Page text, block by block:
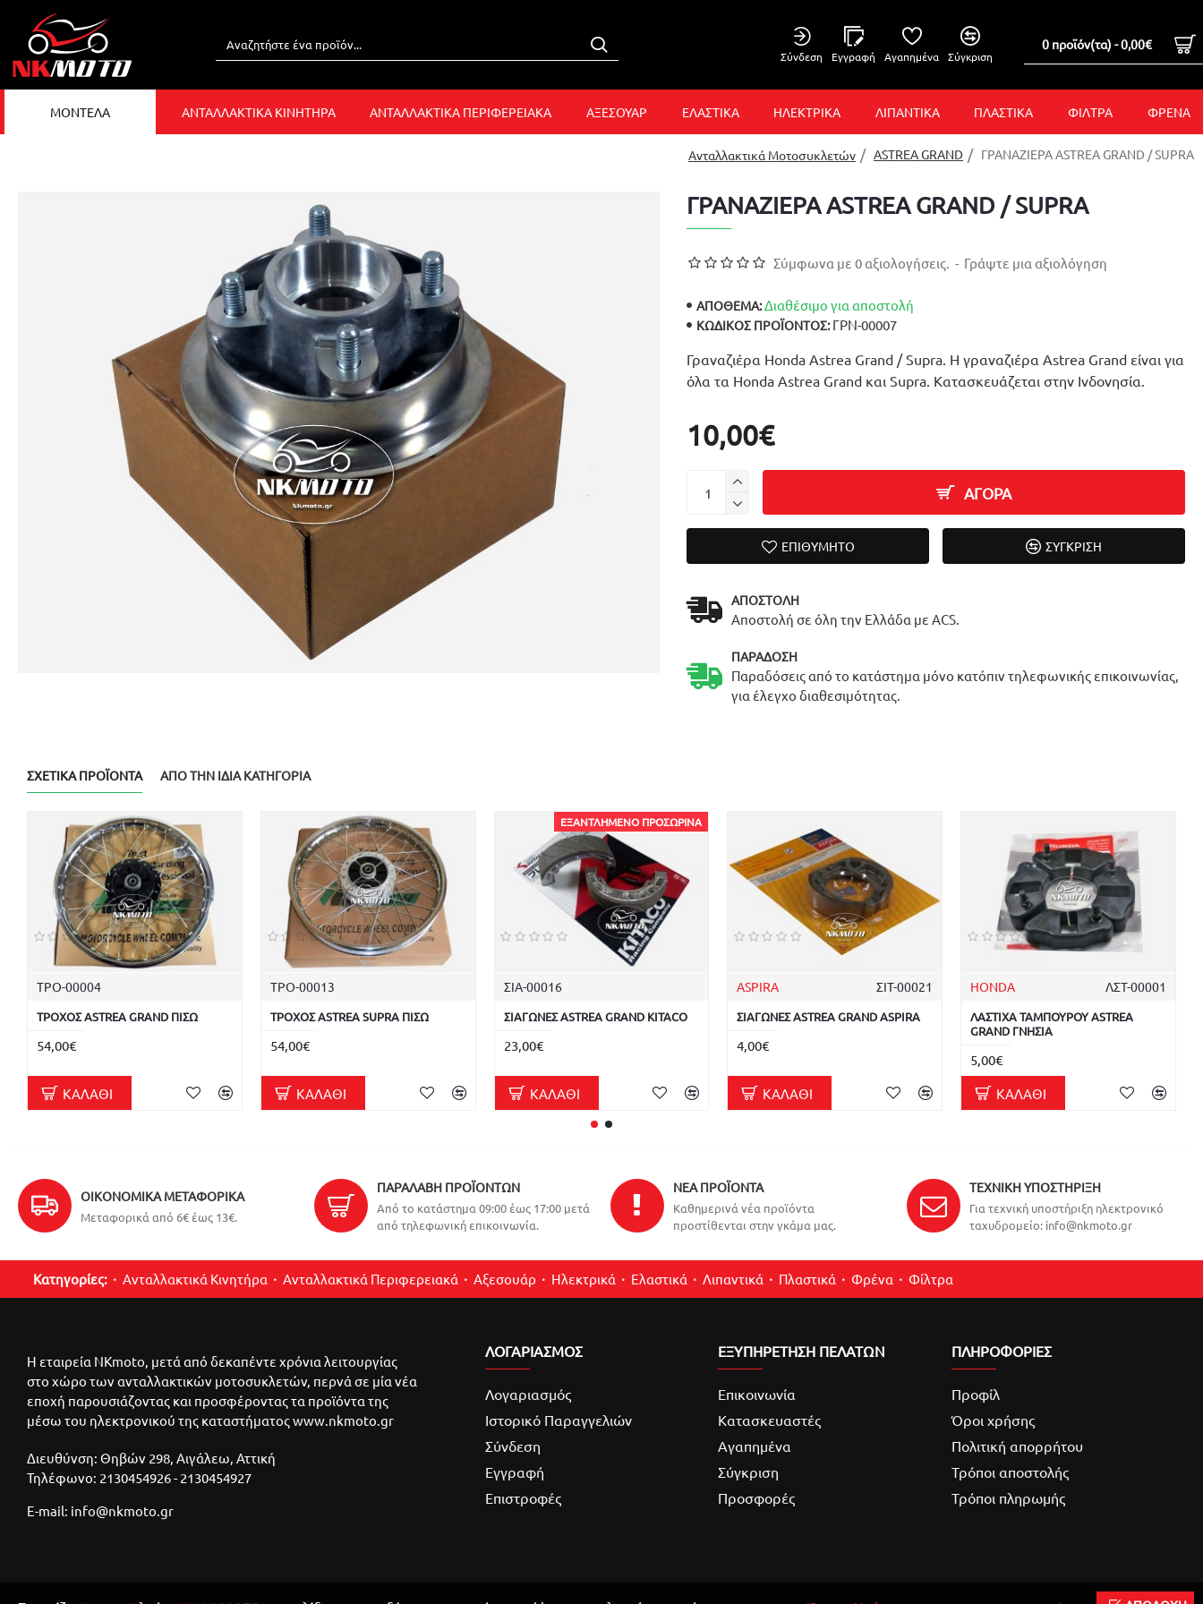
Σύνδεση Εγγραφή Αγαπημένα Σύγκριση
0 προϊόν(τα) - 0,00€
ΜΟΝΤΕΛΑ ΑΝΤΑΛΛΑΚΤΙΚΑ ΚΙΝΗΤΗΡΑ ΑΝΤΑΛΛΑΚΤΙΚΑ ΠΕΡΙΦΕΡΕΙΑΚΑ ΑΞΕΣΟΥΑΡ ΕΛΑΣΤΙΚΑ ΗΛΕΚΤΡΙΚΑ ΛΙΠΑΝΤΙΚΑ ΠΛΑΣΤΙΚΑ ΦΙΛΤΡΑ ΦΡΕΝΑ
Ανταλλακτικά Μοτοσυκλετών ASTREA GRAND ΓΡΑΝΑΖΙΕΡΑ ASTREA GRAND / SUPRA
ΓΡΑΝΑΖΙΕΡΑ ASTREA GRAND / SUPRA
Γραναζιέρα Honda Astrea Grand / Supra. Η γραναζιέρα Astrea Grand είναι για
όλα τα Honda Astrea Grand και Supra. Κατασκευάζεται στην Ινδονησία.
ΑΠΟΘΕΜΑ:Διαθέσιμο για αποστολή
ΚΩΔΙΚΌΣ ΠΡΟΪΌΝΤΟΣ: ΓΡΝ-00007
Σύμφωνα με 0 αξιολογήσεις. - Γράψτε μια αξιολόγηση
10,00€
ΑΓΟΡΑ
ΕΠΙΘΥΜΗΤΌ ΣΎΓΚΡΙΣΗ
ΑΠΟΣΤΟΛΉ
Αποστολή σε όλη την Ελλάδα με ACS.
ΠΑΡΆΔΟΣΗ
Παραδόσεις από το κατάστημα μόνο κατόπιν τηλεφωνικής επικοινωνίας,
για έλεγχο διαθεσιμότητας.
ΣΧΕΤΙΚΆ ΠΡΟΪΌΝΤΑ ΑΠΌ ΤΗΝ ΊΔΙΑ ΚΑΤΗΓΟΡΊΑ
ΤΡΟ-00004
ΤΡΟΧΟΣ ASTREA GRAND ΠΙΣΩ
54,00€
ΚΑΛΆΘΙ
ΤΡΟ-00013
ΤΡΟΧΟΣ ASTREA SUPRA ΠΙΣΩ
54,00€
ΚΑΛΆΘΙ
ΕΞΑΝΤΛΗΜΈΝΟ ΠΡΟΣΩΡΙΝΆ
ΣΙΑ-00016
ΣΙΑΓΩΝΕΣ ASTREA GRAND KITACO
23,00€
ΚΑΛΆΘΙ
ASPIRA ΣΙΤ-00021
ΣΙΑΓΩΝΕΣ ASTREA GRAND ASPIRA
4,00€
ΚΑΛΆΘΙ
HONDA ΛΣΤ-00001
ΛΑΣΤΙΧΑ ΤΑΜΠΟΥΡΟΥ ASTREA
GRAND ΓΝΗΣΙΑ
5,00€
ΚΑΛΆΘΙ
ΟΙΚΟΝΟΜΙΚΆ ΜΕΤΑΦΟΡΙΚΆ
Μεταφορικά από 6€ έως 13€.
ΠΑΡΑΛΑΒΉ ΠΡΟΪΌΝΤΩΝ
Από το κατάστημα 09:00 έως 17:00 μετά
από τηλεφωνική επικοινωνία.
ΝΈΑ ΠΡΟΪΌΝΤΑ
Καθημερινά νέα προϊόντα
προστίθενται στην γκάμα μας.
ΤΕΧΝΙΚΉ ΥΠΟΣΤΉΡΙΞΗ
Για τεχνική υποστήριξη ηλεκτρονικό
ταχυδρομείο: info@nkmoto.gr
Κατηγορίες: Ανταλλακτικά Κινητήρα Ανταλλακτικά Περιφερειακά Αξεσουάρ Ηλεκτρικά Ελαστικά Λιπαντικά Πλαστικά Φρένα Φίλτρα
Η εταιρεία NKmoto, μετά από δεκαπέντε χρόνια λειτουργίας
στο χώρο των ανταλλακτικών μοτοσυκλετών, περνά σε μία νέα
εποχή παρουσιάζοντας και προσφέροντας τα προϊόντα της
μέσω του ηλεκτρονικού της καταστήματος www.nkmoto.gr
Διευθύνση: Θηβών 298, Αιγάλεω, Αττική
Τηλέφωνο: 2130454926 - 2130454927
E-mail: info@nkmoto.gr
ΛΟΓΑΡΙΑΣΜΌΣ
Λογαριασμός
Ιστορικό Παραγγελιών
Σύνδεση
Εγγραφή
Επιστροφές
ΕΞΥΠΗΡΕΤΗΣΗ ΠΕΛΑΤΩΝ
Επικοινωνία
Κατασκευαστές
Αγαπημένα
Σύγκριση
Προσφορές
ΠΛΗΡΟΦΟΡΙΕΣ
Προφίλ
Όροι χρήσης
Πολιτική απορρήτου
Τρόποι αποστολής
Τρόποι πληρωμής